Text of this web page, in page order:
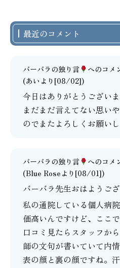
最近のコメント
バーバラの独り言
へのコメ
(あいより[08/02])
今日はありがとうございま
まだまだ言えてない思い
のでまたよろしくお願いし
バーバラの独り言
へのコメ
(Blue Roseより[08/01])
バーバラ先生おはようござ
私の通院している個人病
価高いんですけど、ここ
口コミ見たらスタッフか
師の文句が書いていて内
表の顔と裏の顔ですね。汗